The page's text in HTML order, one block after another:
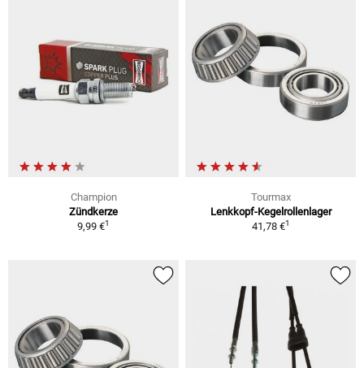
Champion
Zündkerze
9,99 €1
Tourmax
Lenkkopf-Kegelrollenlager
41,78 €1